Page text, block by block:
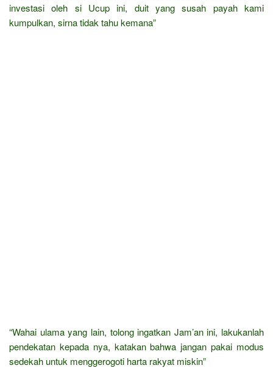
investasi oleh si Ucup ini, duit yang susah payah kami
kumpulkan, sirna tidak tahu kemana”
“Wahai ulama yang lain, tolong ingatkan Jam’an ini, lakukanlah
pendekatan kepada nya, katakan bahwa jangan pakai modus
sedekah untuk menggerogoti harta rakyat miskin”